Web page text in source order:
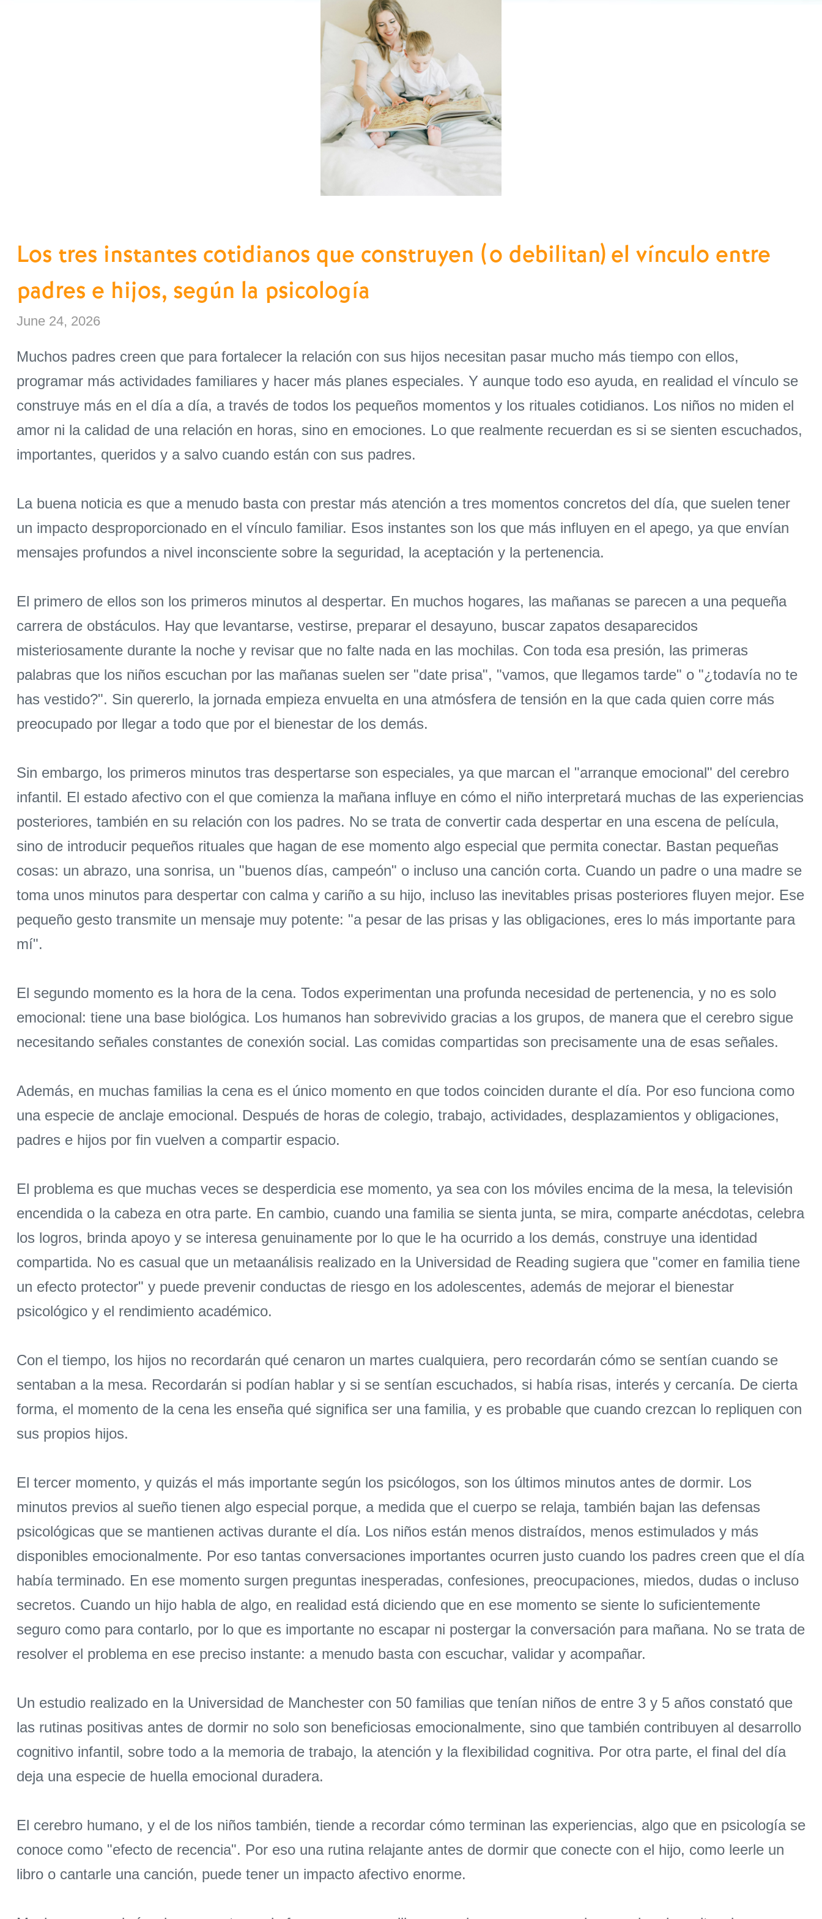
Los tres instantes cotidianos que construyen (o debilitan) el vínculo entre
padres e hijos, según la psicología
June 24, 2026
Muchos padres creen que para fortalecer la relación con sus hijos necesitan pasar mucho más tiempo con ellos,
programar más actividades familiares y hacer más planes especiales. Y aunque todo eso ayuda, en realidad el vínculo se
construye más en el día a día, a través de todos los pequeños momentos y los rituales cotidianos. Los niños no miden el
amor ni la calidad de una relación en horas, sino en emociones. Lo que realmente recuerdan es si se sienten escuchados,
importantes, queridos y a salvo cuando están con sus padres.
La buena noticia es que a menudo basta con prestar más atención a tres momentos concretos del día, que suelen tener
un impacto desproporcionado en el vínculo familiar. Esos instantes son los que más influyen en el apego, ya que envían
mensajes profundos a nivel inconsciente sobre la seguridad, la aceptación y la pertenencia.
El primero de ellos son los primeros minutos al despertar. En muchos hogares, las mañanas se parecen a una pequeña
carrera de obstáculos. Hay que levantarse, vestirse, preparar el desayuno, buscar zapatos desaparecidos
misteriosamente durante la noche y revisar que no falte nada en las mochilas. Con toda esa presión, las primeras
palabras que los niños escuchan por las mañanas suelen ser "date prisa", "vamos, que llegamos tarde" o "¿todavía no te
has vestido?". Sin quererlo, la jornada empieza envuelta en una atmósfera de tensión en la que cada quien corre más
preocupado por llegar a todo que por el bienestar de los demás.
Sin embargo, los primeros minutos tras despertarse son especiales, ya que marcan el "arranque emocional" del cerebro
infantil. El estado afectivo con el que comienza la mañana influye en cómo el niño interpretará muchas de las experiencias
posteriores, también en su relación con los padres. No se trata de convertir cada despertar en una escena de película,
sino de introducir pequeños rituales que hagan de ese momento algo especial que permita conectar. Bastan pequeñas
cosas: un abrazo, una sonrisa, un "buenos días, campeón" o incluso una canción corta. Cuando un padre o una madre se
toma unos minutos para despertar con calma y cariño a su hijo, incluso las inevitables prisas posteriores fluyen mejor. Ese
pequeño gesto transmite un mensaje muy potente: "a pesar de las prisas y las obligaciones, eres lo más importante para
mí".
El segundo momento es la hora de la cena. Todos experimentan una profunda necesidad de pertenencia, y no es solo
emocional: tiene una base biológica. Los humanos han sobrevivido gracias a los grupos, de manera que el cerebro sigue
necesitando señales constantes de conexión social. Las comidas compartidas son precisamente una de esas señales.
Además, en muchas familias la cena es el único momento en que todos coinciden durante el día. Por eso funciona como
una especie de anclaje emocional. Después de horas de colegio, trabajo, actividades, desplazamientos y obligaciones,
padres e hijos por fin vuelven a compartir espacio.
El problema es que muchas veces se desperdicia ese momento, ya sea con los móviles encima de la mesa, la televisión
encendida o la cabeza en otra parte. En cambio, cuando una familia se sienta junta, se mira, comparte anécdotas, celebra
los logros, brinda apoyo y se interesa genuinamente por lo que le ha ocurrido a los demás, construye una identidad
compartida. No es casual que un metaanálisis realizado en la Universidad de Reading sugiera que "comer en familia tiene
un efecto protector" y puede prevenir conductas de riesgo en los adolescentes, además de mejorar el bienestar
psicológico y el rendimiento académico.
Con el tiempo, los hijos no recordarán qué cenaron un martes cualquiera, pero recordarán cómo se sentían cuando se
sentaban a la mesa. Recordarán si podían hablar y si se sentían escuchados, si había risas, interés y cercanía. De cierta
forma, el momento de la cena les enseña qué significa ser una familia, y es probable que cuando crezcan lo repliquen con
sus propios hijos.
El tercer momento, y quizás el más importante según los psicólogos, son los últimos minutos antes de dormir. Los
minutos previos al sueño tienen algo especial porque, a medida que el cuerpo se relaja, también bajan las defensas
psicológicas que se mantienen activas durante el día. Los niños están menos distraídos, menos estimulados y más
disponibles emocionalmente. Por eso tantas conversaciones importantes ocurren justo cuando los padres creen que el día
había terminado. En ese momento surgen preguntas inesperadas, confesiones, preocupaciones, miedos, dudas o incluso
secretos. Cuando un hijo habla de algo, en realidad está diciendo que en ese momento se siente lo suficientemente
seguro como para contarlo, por lo que es importante no escapar ni postergar la conversación para mañana. No se trata de
resolver el problema en ese preciso instante: a menudo basta con escuchar, validar y acompañar.
Un estudio realizado en la Universidad de Manchester con 50 familias que tenían niños de entre 3 y 5 años constató que
las rutinas positivas antes de dormir no solo son beneficiosas emocionalmente, sino que también contribuyen al desarrollo
cognitivo infantil, sobre todo a la memoria de trabajo, la atención y la flexibilidad cognitiva. Por otra parte, el final del día
deja una especie de huella emocional duradera.
El cerebro humano, y el de los niños también, tiende a recordar cómo terminan las experiencias, algo que en psicología se
conoce como "efecto de recencia". Por eso una rutina relajante antes de dormir que conecte con el hijo, como leerle un
libro o cantarle una canción, puede tener un impacto afectivo enorme.